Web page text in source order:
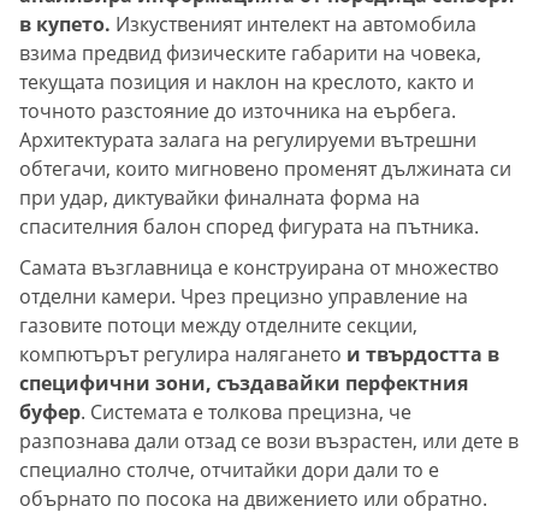
в купето. Изкуственият интелект на автомобила
взима предвид физическите габарити на човека,
текущата позиция и наклон на креслото, както и
точното разстояние до източника на еърбега.
Архитектурата залага на регулируеми вътрешни
обтегачи, които мигновено променят дължината си
при удар, диктувайки финалната форма на
спасителния балон според фигурата на пътника.
Самата възглавница е конструирана от множество
отделни камери. Чрез прецизно управление на
газовите потоци между отделните секции,
компютърът регулира налягането и твърдостта в
специфични зони, създавайки перфектния
буфер. Системата е толкова прецизна, че
разпознава дали отзад се вози възрастен, или дете в
специално столче, отчитайки дори дали то е
обърнато по посока на движението или обратно.